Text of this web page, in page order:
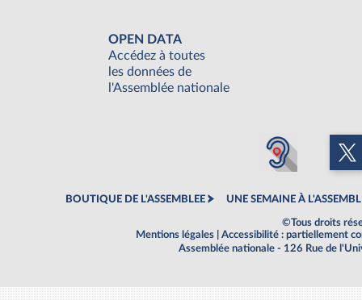
OPEN DATA
Accédez à toutes
les données de
l'Assemblée nationale
BOUTIQUE DE L'ASSEMBLEE UNE SEMAINE À
©Tous droits
Mentions légales
Accessibilité : partiellement
Assemblée nationale - 126 Rue de